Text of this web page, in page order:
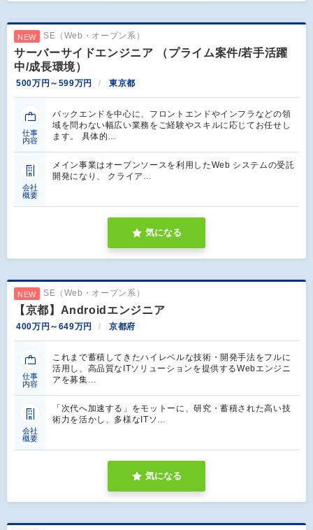
NEW SE（Web・オープン系）
サーバーサイドエンジニア （プライム案件/若手活躍
中/成長環境）
500万円～599万円 東京都
仕事
内容
バックエンドを中心に、フロントエンドやインフラなどの領
域を問わない幅広い業務をご経験やスキルに応じてお任せし
ます。 具体的…
会社
概要
メイン事業はオープンソースを利用したWeb システムの受託
開発になり、 クライア…
気になる
NEW SE（Web・オープン系）
【京都】Androidエンジニア
400万円～649万円 京都府
仕事
内容
これまで蓄積してきたハイレベルな技術・開発手法をフルに
活用し、高品質なITソリューションを提供するWebエンジニ
アを募集…
会社
概要
「次代へ加速する」をモットーに、研究・蓄積された高い技
術力を活かし、多様なITソ…
気になる